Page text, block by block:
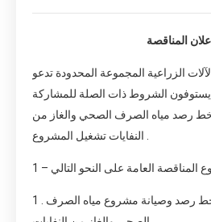
إعلان المناقصة
الزراعية المجموعة المحدودة تدعو
الشروط ذات الصلة للمشاركة
رصد مياه الصرف الصحي والغاز من
1 . اسم المشروع : على الخط رصد وصيانة مشروع مياه الصرف